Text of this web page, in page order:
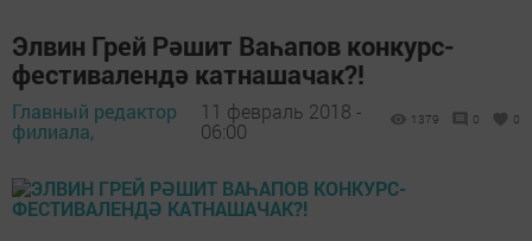
Элвин Грей Рәшит Ваһапов конкурс-
фестивалендә катнашачак?!
Главный редактор
филиала,
11 февраль 2018 -
06:00
1379 0 0